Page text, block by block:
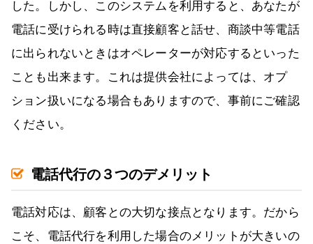
した。しかし、このシステムを利用すると、あなたが
電話に受けられる時は直接顧客と話せ、商談中等電話
に出られないときはオペレーターが対応するといった
ことも出来ます。これは提供会社によっては、オプ
ション扱いになる場合もありますので、事前にご確認
ください。
電話代行の３つのデメリット
電話対応は、顧客との大切な接点となります。だから
こそ、電話代行を利用した場合のメリットが大きいの